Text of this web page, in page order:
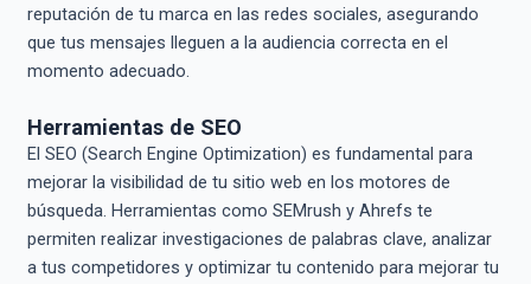
reputación de tu marca en las redes sociales, asegurando
que tus mensajes lleguen a la audiencia correcta en el
momento adecuado.
Herramientas de SEO
El SEO (Search Engine Optimization) es fundamental para
mejorar la visibilidad de tu sitio web en los motores de
búsqueda. Herramientas como SEMrush y Ahrefs te
permiten realizar investigaciones de palabras clave, analizar
a tus competidores y optimizar tu contenido para mejorar tu